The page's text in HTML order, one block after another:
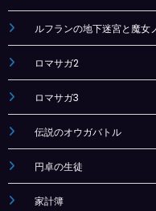
ルフランの地下迷宮と魔女
ロマサガ2
ロマサガ3
伝説のオウガバトル
円卓の生徒
家計簿